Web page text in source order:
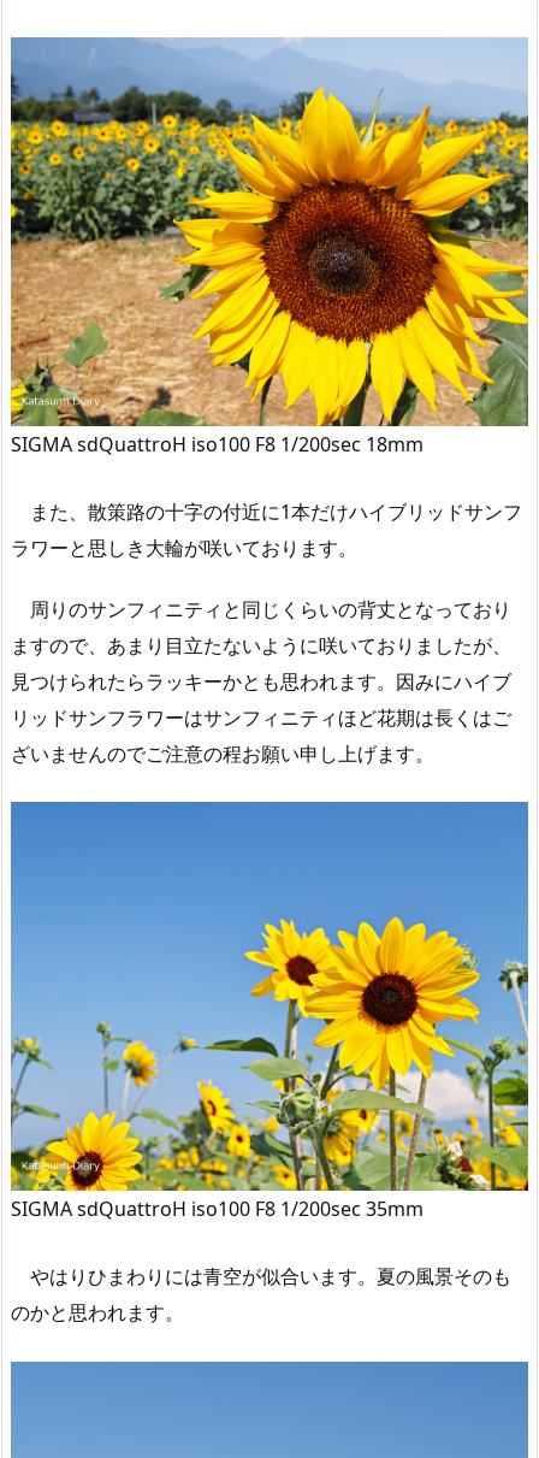
SIGMA sdQuattroH iso100 F8 1/200sec 18mm
また、散策路の十字の付近に1本だけハイブリッドサンフ
ラワーと思しき大輪が咲いております。
周りのサンフィニティと同じくらいの背丈となっており
ますので、あまり目立たないように咲いておりましたが、
見つけられたらラッキーかとも思われます。因みにハイブ
リッドサンフラワーはサンフィニティほど花期は長くはご
ざいませんのでご注意の程お願い申し上げます。
SIGMA sdQuattroH iso100 F8 1/200sec 35mm
やはりひまわりには青空が似合います。夏の風景そのも
のかと思われます。